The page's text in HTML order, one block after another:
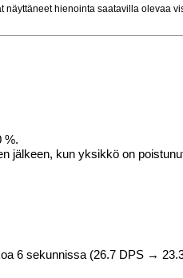
hienointa saatavilla olevaa
%.
jälkeen, kun yksikkö on
6 sekunnissa (26.7 DPS →